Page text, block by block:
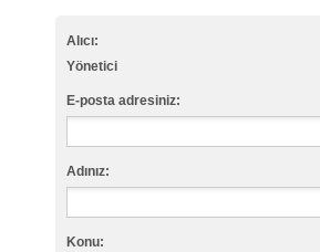
Alıcı:
Yönetici
E-posta adresiniz:
Adınız:
Konu: